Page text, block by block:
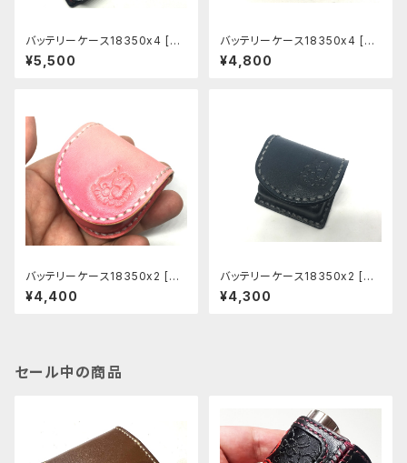
バッテリーケース18350x4 [BC
005]
¥5,500
バッテリーケース18350x4 [BC
004]
¥4,800
バッテリーケース18350x2 [BC
002]
¥4,400
バッテリーケース18350x2 [BC
001]
¥4,300
セール中の商品